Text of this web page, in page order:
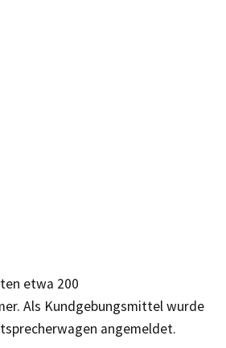
etwa 200
Als Kundgebungsmittel wurde
angemeldet.